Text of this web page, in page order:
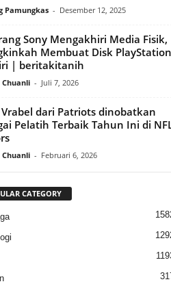
Pamungkas - Desember 12, 2025
Sony Mengakhiri Media Fisik,
Membuat Disk PlayStation
| beritakitanih
- Juli 7, 2026
dari Patriots dinobatkan
Pelatih Terbaik Tahun Ini di
- Februari 6, 2026
CATEGORY